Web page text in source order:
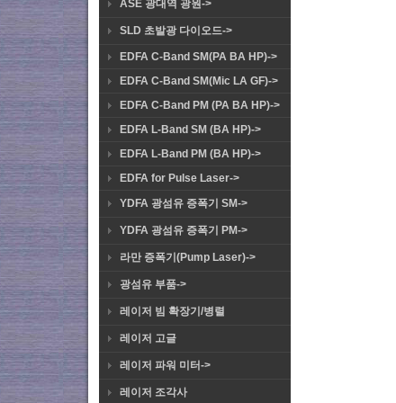
ASE 광대역 광원->
SLD 초발광 다이오드->
EDFA C-Band SM(PA BA HP)->
EDFA C-Band SM(Mic LA GF)->
EDFA C-Band PM (PA BA HP)->
EDFA L-Band SM (BA HP)->
EDFA L-Band PM (BA HP)->
EDFA for Pulse Laser->
YDFA 광섬유 증폭기 SM->
YDFA 광섬유 증폭기 PM->
라만 증폭기(Pump Laser)->
광섬유 부품->
레이저 빔 확장기/병렬
레이저 고글
레이저 파워 미터->
레이저 조각사